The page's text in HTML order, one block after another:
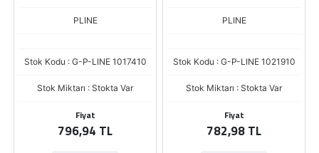
PLINE
Stok Kodu : G-P-LINE 1017410
Stok Miktarı : Stokta Var
Fiyat
796,94 TL
PLINE
Stok Kodu : G-P-LINE 1021910
Stok Miktarı : Stokta Var
Fiyat
782,98 TL